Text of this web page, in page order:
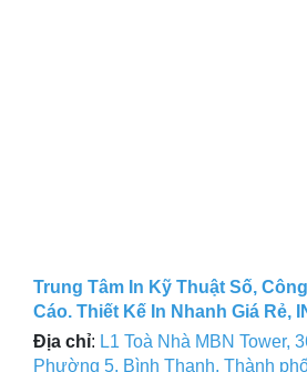
Trung Tâm In Kỹ Thuật Số,
Cáo. Thiết Kế In Nhanh Giá Rẻ,
Địa chỉ: L1 Toà Nhà MBN Tower,
Phường 5, Bình Thạnh, Thành